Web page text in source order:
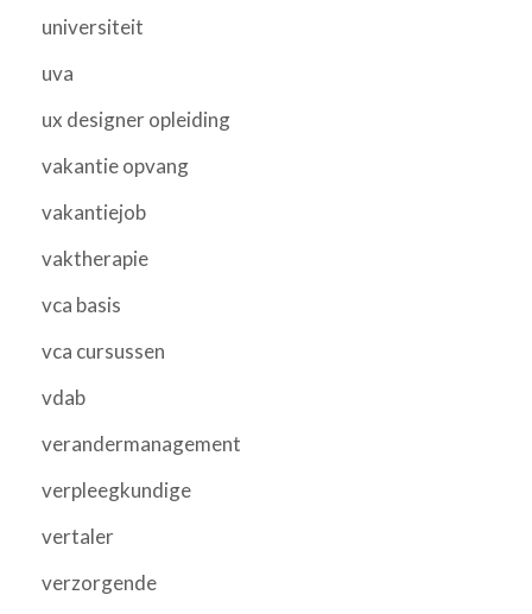
universiteit
uva
ux designer opleiding
vakantie opvang
vakantiejob
vaktherapie
vca basis
vca cursussen
vdab
verandermanagement
verpleegkundige
vertaler
verzorgende